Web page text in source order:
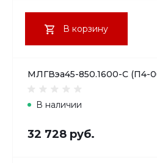
В корзину
МЛГВэа45-850.1600-С (П4-
В наличии
32 728 руб.